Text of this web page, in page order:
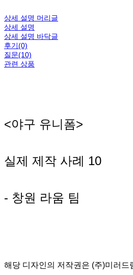
상세 설명 머리글
상세 설명
상세 설명 바닥글
후기(0)
질문(10)
관련 상품
<야구 유니폼>
실제 제작 사례 10
- 창원 라움 팀
해당 디자인의 저작권은 (주)미러드